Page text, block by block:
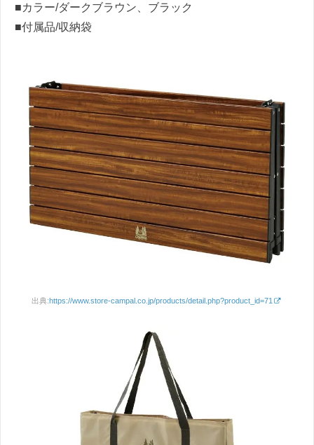
■カラー/ダークブラウン、ブラック
■付属品/収納袋
出典:https://www.store-campal.co.jp/products/detail.php?product_id=71